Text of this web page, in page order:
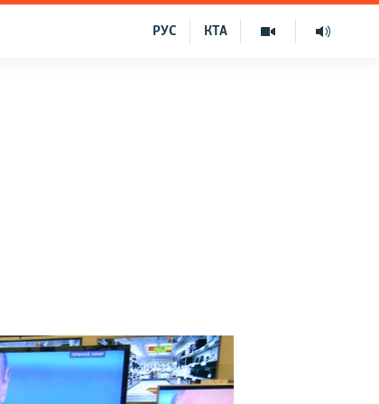
КТА
РУС